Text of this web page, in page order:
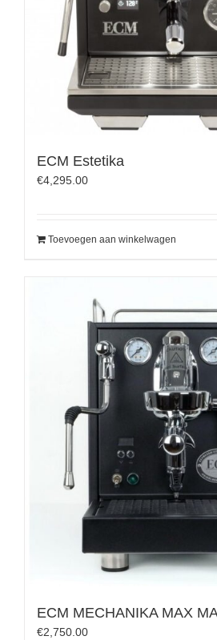
ECM Estetika
€4,295.00
Toevoegen aan winkelwagen
ECM MECHANIKA MAX
€2,750.00